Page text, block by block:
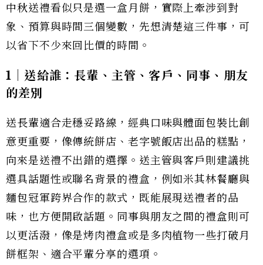
中秋送禮看似只是選一盒月餅，實際上牽涉到對
象、預算與時間三個變數，先想清楚這三件事，可
以省下不少來回比價的時間。
1｜送給誰：長輩、主管、客戶、同事、朋友
的差別
送長輩適合走穩妥路線，經典口味與體面包裝比創
意更重要，像傳統餅店、老字號飯店出品的糕點，
向來是送禮不出錯的選擇。送主管與客戶則建議挑
選具話題性或聯名背景的禮盒，例如米其林餐廳與
麵包冠軍跨界合作的款式，既能展現送禮者的品
味，也方便開啟話題。同事與朋友之間的禮盒則可
以更活潑，像是烤肉禮盒或是多肉植物一些打破月
餅框架、適合平輩分享的選項。